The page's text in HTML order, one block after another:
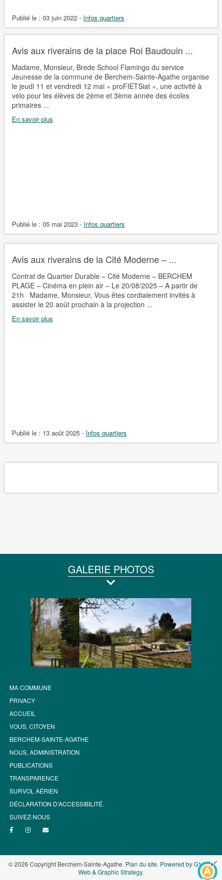
Publié le : 03 juin 2022 - Infos quartiers
Avis aux riverains de la place Roi Baudouin ...
Madame, Monsieur, Brede School Flamingo du service
Jeunesse de la commune de Berchem-Sainte-Agathe organise
le jeudi 11 et vendredi 12 mai « proFIETSiat », une activité à
vélo pour les élèves de 2ème et 3ème année des écoles
primaires ...
En savoir plus
Publié le : 05 mai 2023 - Infos quartiers
Avis aux riverains de la Cité Moderne – ...
Contrat de Quartier Durable – Cité Moderne – BERCHEM
PLAGE – Cinéma en plein air – Le 20/08/2025 – A partir de
21h Madame, Monsieur, Vous êtes cordialement invités à
assister le 20 août prochain à la projection ...
En savoir plus
Publié le : 13 août 2025 - Infos quartiers
GALERIE PHOTOS
MA COMMUNE
PRIVACY
ACCUEIL
VOUS, CITOYEN
BERCHEM-SAINTE-AGATHE
NOUS, ADMINISTRATION
PUBLICATIONS
TRANSPARENCE
SURVOL AÉRIEN
DÉCLARATION D’ACCESSIBILITÉ.
SUIVEZ-NOUS
© 2026 Copyright Berchem-Sainte-Agathe. Plan du site. Powered by G1.be -
Web & Graphic Strategy.